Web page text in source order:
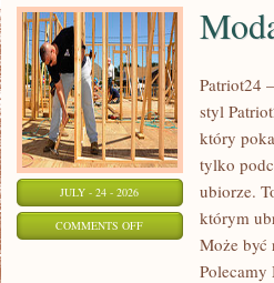
JULY - 24 - 2026
COMMENTS OFFON
Patriot24
styl
który
tylko
ubiorze.
którym
Może być
Polecamy